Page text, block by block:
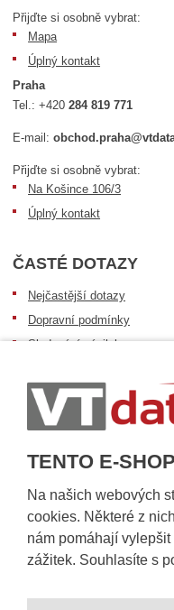
TENTO E-
Na našich webových
cookies. Některé z
nám pomáhají
zážitek. Souhlasíte s
Přijďte si osobně vybrat:
Mapa
Úplný kontakt
Praha
Tel.:+420284 819 771
E-mail:
Přijďte si osobně vybrat:
Na Košince 106/3
Úplný kontakt
ČASTÉ DOTAZY
Nejčastější dotazy
Dopravní podmínky
Sledování zásilek
Informace k dostupnosti
Obecné informace